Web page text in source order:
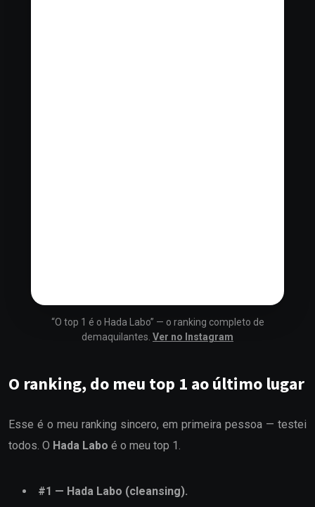
“O top 1 é o Hada Labo” — o ranking completo de
demaquilantes. Ver no Instagram
O ranking, do meu top 1 ao último lugar
Esse é o meu ranking sincero, em primeira pessoa — testei
todos. O Hada Labo é o meu top 1.
#1 — Hada Labo (cleansing).